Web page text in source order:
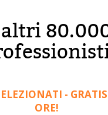
altri
-
ORE!